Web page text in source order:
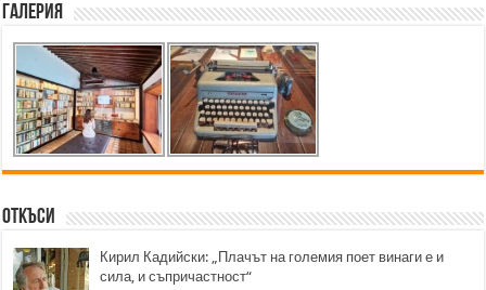
Галерия
Откъси
Кирил Кадийски: „Плачът на големия поет винаги е и
сила, и съпричастност“